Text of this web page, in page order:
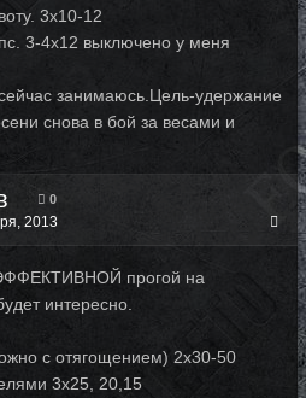
3х10-12
3-4х12 выключено у меня
занимаюсь.Цель-удержание
снова в бой за весами и
0
2013
прогой на
интересно.
с отягощением) 2х30-50
3х25, 20,15